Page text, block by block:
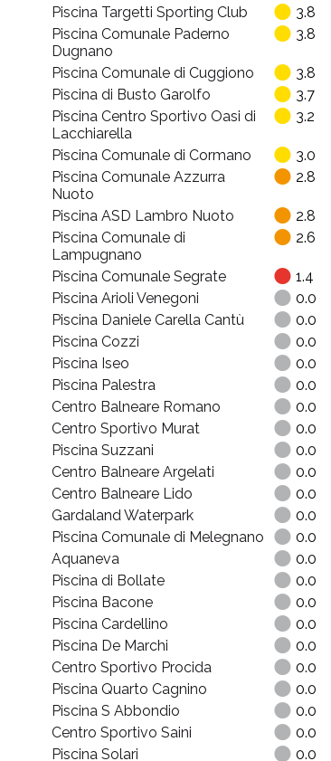
Piscina Targetti Sporting Club
3.8
Piscina Comunale Paderno
Dugnano
3.8
Piscina Comunale di Cuggiono
3.8
Piscina di Busto Garolfo
3.7
Piscina Centro Sportivo Oasi di
Lacchiarella
3.2
Piscina Comunale di Cormano
3.0
Piscina Comunale Azzurra
Nuoto
2.8
Piscina ASD Lambro Nuoto
2.8
Piscina Comunale di
Lampugnano
2.6
Piscina Comunale Segrate
1.4
Piscina Arioli Venegoni
0.0
Piscina Daniele Carella Cantù
0.0
Piscina Cozzi
0.0
Piscina Iseo
0.0
Piscina Palestra
0.0
Centro Balneare Romano
0.0
Centro Sportivo Murat
0.0
Piscina Suzzani
0.0
Centro Balneare Argelati
0.0
Centro Balneare Lido
0.0
Gardaland Waterpark
0.0
Piscina Comunale di Melegnano
0.0
Aquaneva
0.0
Piscina di Bollate
0.0
Piscina Bacone
0.0
Piscina Cardellino
0.0
Piscina De Marchi
0.0
Centro Sportivo Procida
0.0
Piscina Quarto Cagnino
0.0
Piscina S Abbondio
0.0
Centro Sportivo Saini
0.0
Piscina Solari
0.0